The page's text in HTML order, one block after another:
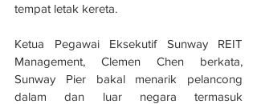
tempat letak kereta.
Ketua Pegawai Eksekutif Sunway REIT
Management, Clemen Chen berkata,
Sunway Pier bakal menarik pelancong
dalam dan luar negara termasuk